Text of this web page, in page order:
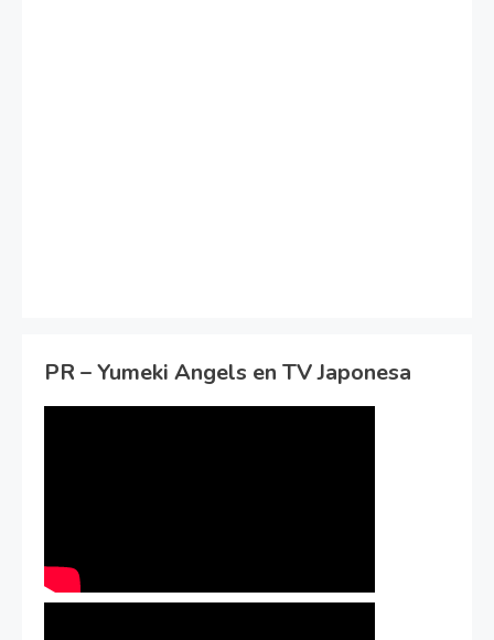
PR – Yumeki Angels en TV Japonesa